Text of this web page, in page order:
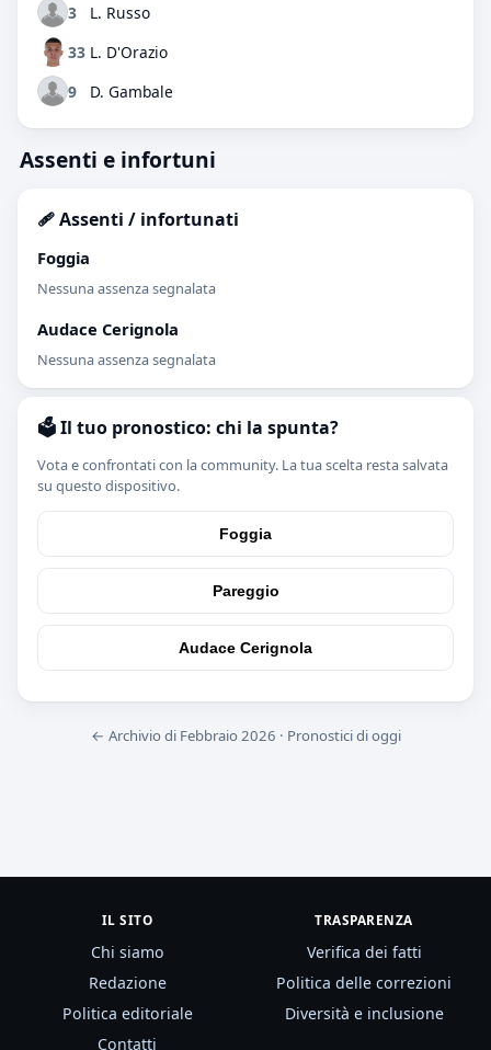
3
L. Russo
33 L. D'Orazio
9
D. Gambale
Assenti e infortuni
🩹 Assenti / infortunati
Foggia
Nessuna assenza segnalata
Audace Cerignola
Nessuna assenza segnalata
🗳️ Il tuo pronostico: chi la spunta?
Vota e confrontati con la community. La tua scelta resta salvata
su questo dispositivo.
Foggia
Pareggio
Audace Cerignola
← Archivio di Febbraio 2026 · Pronostici di oggi
IL SITO
Chi siamo
Redazione
Politica editoriale
Contatti
TRASPARENZA
Verifica dei fatti
Politica delle correzioni
Diversità e inclusione